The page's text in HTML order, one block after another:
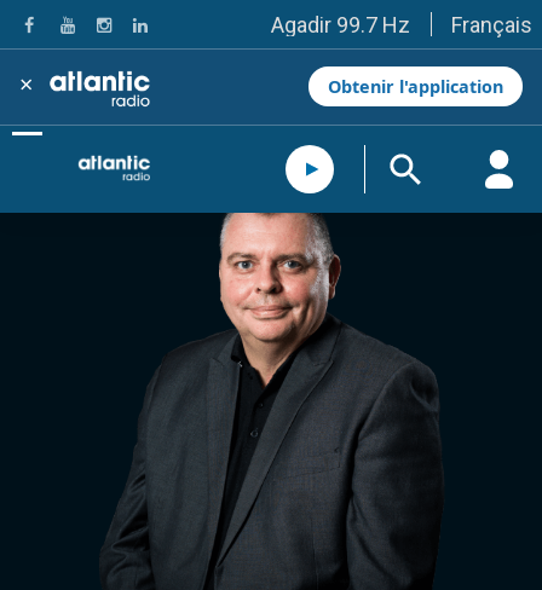
Agadir 99.7 Hz
Tanger 103.3 Hz
Tétouan 87.8 Hz
Fès 98.8 Hz
Meknès 97.2 Hz
El Jadida 97.3
Settat 104,6
Essaouira 96.6
Safi 92.3
Taza 103.0
Taounate 95.6
Tiznit 103.1
SkhourRhamna 92.2
Taroudant 104.9
Guelmim 91.9
Tan-Tan 95.2
Tafraout 104.9
Casablanca 92.5 Hz
Rabat, Salé 106.9 Hz
Marrakech 90.5 Hz
Agadir 99.7 Hz
Tanger 103.3 Hz
Français
× Obtenir l'application